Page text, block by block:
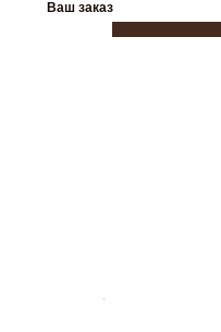
Ваш заказ